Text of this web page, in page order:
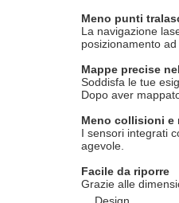
Meno punti
La navigazione
posizionamento
Mappe precise
Soddisfa le tue
Dopo aver
Meno collisioni e
I sensori integrati
agevole.
Facile da riporre
Grazie alle